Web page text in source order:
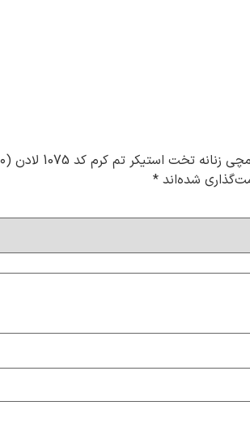
استیکر تم کرم کد 1075 لادن (۱۰ جفتی)”
شده‌اند *